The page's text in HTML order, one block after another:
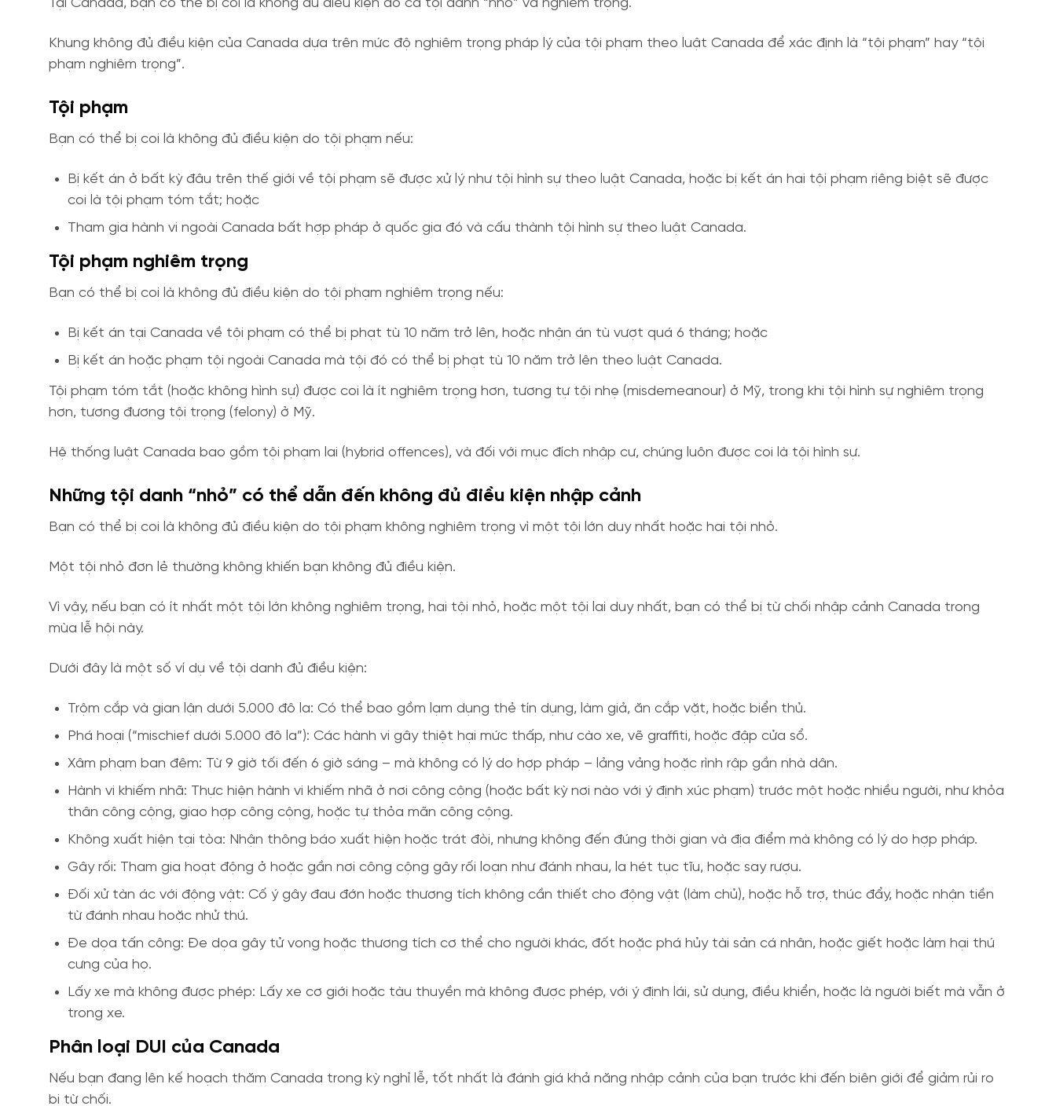
Tại Canada, bạn có thể bị coi là không đủ điều kiện do cả tội danh “nhỏ” và nghiêm trọng.
Khung không đủ điều kiện của Canada dựa trên mức độ nghiêm trọng pháp lý của tội phạm theo luật Canada để xác định là “tội phạm” hay “tội
phạm nghiêm trọng”.
Tội phạm
Bạn có thể bị coi là không đủ điều kiện do tội phạm nếu:
Bị kết án ở bất kỳ đâu trên thế giới về tội phạm sẽ được xử lý như tội hình sự theo luật Canada, hoặc bị kết án hai tội phạm riêng biệt sẽ được
coi là tội phạm tóm tắt; hoặc
Tham gia hành vi ngoài Canada bất hợp pháp ở quốc gia đó và cấu thành tội hình sự theo luật Canada.
Tội phạm nghiêm trọng
Bạn có thể bị coi là không đủ điều kiện do tội phạm nghiêm trọng nếu:
Bị kết án tại Canada về tội phạm có thể bị phạt tù 10 năm trở lên, hoặc nhận án tù vượt quá 6 tháng; hoặc
Bị kết án hoặc phạm tội ngoài Canada mà tội đó có thể bị phạt tù 10 năm trở lên theo luật Canada.
Tội phạm tóm tắt (hoặc không hình sự) được coi là ít nghiêm trọng hơn, tương tự tội nhẹ (misdemeanour) ở Mỹ, trong khi tội hình sự nghiêm trọng
hơn, tương đương tội trọng (felony) ở Mỹ.
Hệ thống luật Canada bao gồm tội phạm lai (hybrid offences), và đối với mục đích nhập cư, chúng luôn được coi là tội hình sự.
Những tội danh “nhỏ” có thể dẫn đến không đủ điều kiện nhập cảnh
Bạn có thể bị coi là không đủ điều kiện do tội phạm không nghiêm trọng vì một tội lớn duy nhất hoặc hai tội nhỏ.
Một tội nhỏ đơn lẻ thường không khiến bạn không đủ điều kiện.
Vì vậy, nếu bạn có ít nhất một tội lớn không nghiêm trọng, hai tội nhỏ, hoặc một tội lai duy nhất, bạn có thể bị từ chối nhập cảnh Canada trong
mùa lễ hội này.
Dưới đây là một số ví dụ về tội danh đủ điều kiện:
Trộm cắp và gian lận dưới 5.000 đô la: Có thể bao gồm lạm dụng thẻ tín dụng, làm giả, ăn cắp vặt, hoặc biển thủ.
Phá hoại (“mischief dưới 5.000 đô la”): Các hành vi gây thiệt hại mức thấp, như cào xe, vẽ graffiti, hoặc đập cửa sổ.
Xâm phạm ban đêm: Từ 9 giờ tối đến 6 giờ sáng – mà không có lý do hợp pháp – lảng vảng hoặc rình rập gần nhà dân.
Hành vi khiếm nhã: Thực hiện hành vi khiếm nhã ở nơi công cộng (hoặc bất kỳ nơi nào với ý định xúc phạm) trước một hoặc nhiều người, như khỏa
thân công cộng, giao hợp công cộng, hoặc tự thỏa mãn công cộng.
Không xuất hiện tại tòa: Nhận thông báo xuất hiện hoặc trát đòi, nhưng không đến đúng thời gian và địa điểm mà không có lý do hợp pháp.
Gây rối: Tham gia hoạt động ở hoặc gần nơi công cộng gây rối loạn như đánh nhau, la hét tục tĩu, hoặc say rượu.
Đối xử tàn ác với động vật: Cố ý gây đau đớn hoặc thương tích không cần thiết cho động vật (làm chủ), hoặc hỗ trợ, thúc đẩy, hoặc nhận tiền
từ đánh nhau hoặc nhử thú.
Đe dọa tấn công: Đe dọa gây tử vong hoặc thương tích cơ thể cho người khác, đốt hoặc phá hủy tài sản cá nhân, hoặc giết hoặc làm hại thú
cưng của họ.
Lấy xe mà không được phép: Lấy xe cơ giới hoặc tàu thuyền mà không được phép, với ý định lái, sử dụng, điều khiển, hoặc là người biết mà vẫn ở
trong xe.
Phân loại DUI của Canada
Nếu bạn đang lên kế hoạch thăm Canada trong kỳ nghỉ lễ, tốt nhất là đánh giá khả năng nhập cảnh của bạn trước khi đến biên giới để giảm rủi ro
bị từ chối.